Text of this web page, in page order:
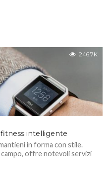
246.7K
intelligente
in forma con stile.
offre notevoli servizi